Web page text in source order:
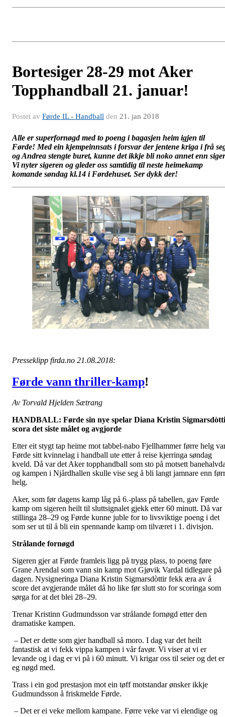
Bortesiger 28-29 mot Aker
Topphandball 21. januar!
Postet av Førde IL - Handball den 21. jan 2018
Alle er superfornøgd med to poeng i bagasjen heim igjen til
Førde! Med ein kjempeinnsats i forsvar der jentene kriga i frå
og Andrea stengte buret, kunne det ikkje bli noko annet enn
Vi nyter sigeren og gleder oss samtidig til neste heimekamp
komande søndag kl.14 i Førdehuset. Ser dykk der!
Presseklipp firda.no 21.08.2018:
Førde vann thriller-kamp!
Av Torvald Hjelden Sætrang
HANDBALL: Førde sin nye spelar Diana Kristin
scora det siste målet og avgjorde
Etter eit stygt tap heime mot tabbel-nabo Fjellhammer førre helg
Førde sitt kvinnelag i handball ute etter å reise kjerringa søndag
kveld. Då var det Aker topphandball som sto på motsett
og kampen i Njårdhallen skulle vise seg å bli langt jamnare enn
helg.
Aker, som før dagens kamp låg på 6.-plass på tabellen, gav Førde
kamp om sigeren heilt til sluttsignalet gjekk etter 60 minutt. Då var
stillinga 28–29 og Førde kunne juble for to livsviktige poeng i det
som ser ut til å bli ein spennande kamp om tilværet i 1. divisjon.
Strålande fornøgd
Sigeren gjer at Førde framleis ligg på trygg plass, to poeng føre
Grane Arendal som vann sin kamp mot Gjøvik Vardal tidlegare på
dagen. Nysigneringa Diana Kristin Sigmarsdòttir fekk æra av å
score det avgjerande målet då ho like før slutt sto for scoringa som
sørga for at det blei 28–29.
Trenar Kristinn Gudmundsson var strålande fornøgd etter den
dramatiske kampen.
– Det er dette som gjer handball så moro. I dag var det heilt
fantastisk at vi fekk vippa kampen i vår favør. Vi viser at vi er
levande og i dag er vi på i 60 minutt. Vi krigar oss til seier og det er
eg nøgd med.
Trass i ein god prestasjon mot ein tøff motstandar ønsker ikkje
Gudmundsson å friskmelde Førde.
– Det er ei veke mellom kampane. Førre veke var vi elendige og